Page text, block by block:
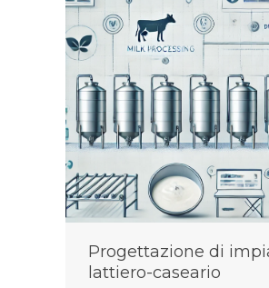
Progettazione di
lattiero-caseario